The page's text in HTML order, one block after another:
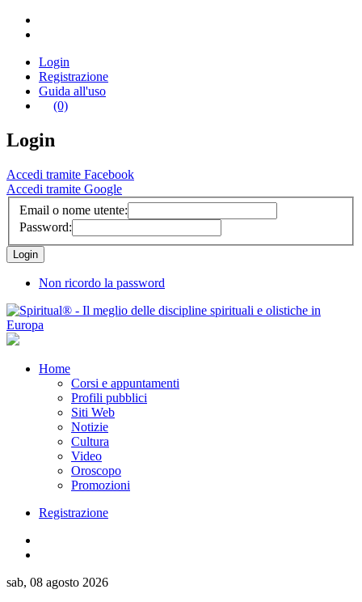
Login
Registrazione
Guida all'uso
(0)
Login
Accedi tramite Facebook
Accedi tramite Google
Email o nome utente:
Password:
Non ricordo la password
Home
Corsi e appuntamenti
Profili pubblici
Siti Web
Notizie
Cultura
Video
Oroscopo
Promozioni
Registrazione
sab, 08 agosto 2026